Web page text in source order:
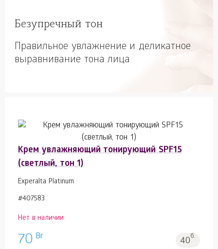
Безупречный тон
Правильное увлажнение и деликатное
выравнивание тона лица
Крем увлажняющий тонирующий SPF15
(светлый, тон 1)
Experalta Platinum
#407583
Нет в наличии
70 Br 40б.